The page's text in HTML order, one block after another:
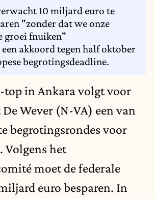
10 miljard euro te
"zonder dat we onze
groei fnuiken"
akkoord tegen half oktober
begrotingsdeadline.
top in Ankara volgt voor
Wever (N-VA) een van
begrotingsrondes voor
Volgens het
moet de federale
euro besparen. In